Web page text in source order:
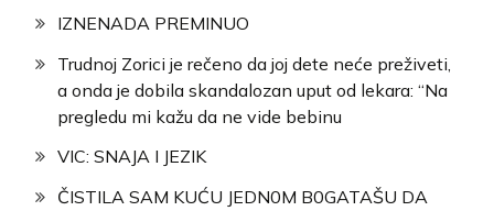
IZNENADA PREMINUO
Trudnoj Zorici je rečeno da joj dete neće preživeti,
a onda je dobila skandalozan uput od lekara: “Na
pregledu mi kažu da ne vide bebinu
VIC: SNAJA I JEZIK
ČISTILA SAM KUĆU JEDN0M B0GATAŠU DA